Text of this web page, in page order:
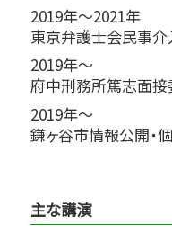
2019年～2021年
東京弁護士会民事
2019年～
府中刑務所篤志面接
2019年～
鎌ヶ谷市情報公開・
主な講演